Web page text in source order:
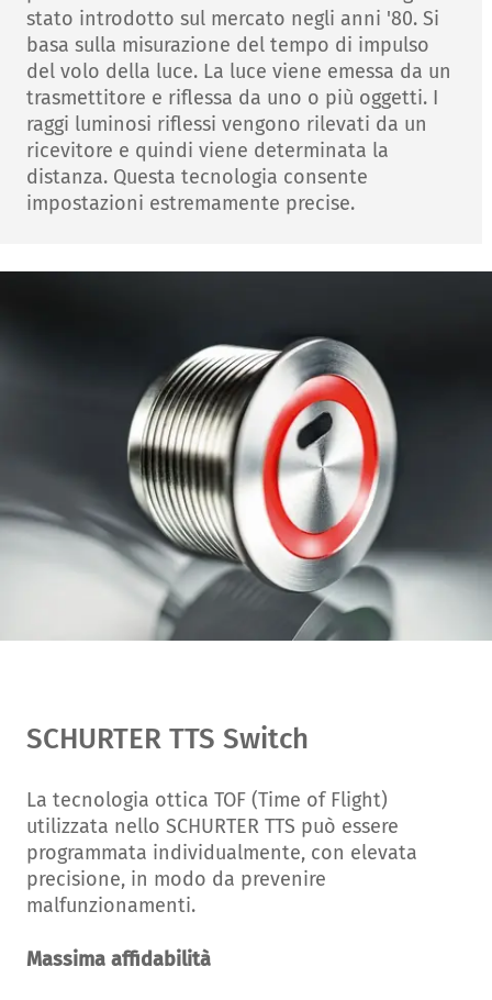
stato introdotto sul mercato negli anni '80. Si
basa sulla misurazione del tempo di impulso
del volo della luce. La luce viene emessa da un
trasmettitore e riflessa da uno o più oggetti. I
raggi luminosi riflessi vengono rilevati da un
ricevitore e quindi viene determinata la
distanza. Questa tecnologia consente
impostazioni estremamente precise.
SCHURTER TTS Switch
La tecnologia ottica TOF (Time of Flight)
utilizzata nello SCHURTER TTS può essere
programmata individualmente, con elevata
precisione, in modo da prevenire
malfunzionamenti.
Massima affidabilità